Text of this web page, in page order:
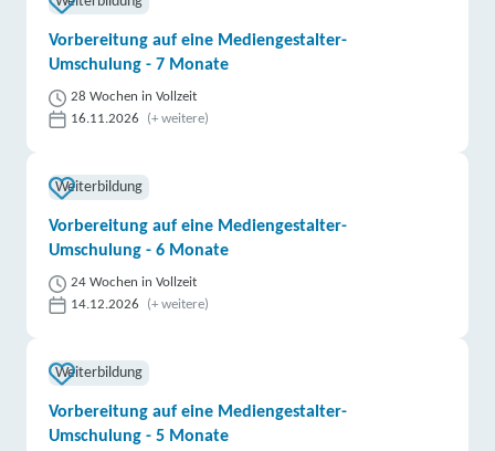
Vorbereitung auf eine Mediengestalter-
Umschulung - 7 Monate
28 Wochen in Vollzeit
16.11.2026
(+ weitere)
Weiterbildung
Vorbereitung auf eine Mediengestalter-
Umschulung - 6 Monate
24 Wochen in Vollzeit
14.12.2026
(+ weitere)
Weiterbildung
Vorbereitung auf eine Mediengestalter-
Umschulung - 5 Monate